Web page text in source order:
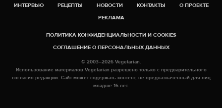
ИНТЕРВЬЮ
РЕЦЕПТЫ НОВОСТИ КОНТАКТЫ
О ПРОЕКТЕ
РЕКЛАМА
ПОЛИТИКА КОНФИДЕНЦИАЛЬНОСТИ И COOKIES
СОГЛАШЕНИЕ О ПЕРСОНАЛЬНЫХ ДАННЫХ
© 2003–2026 Vegetarian.
Использование материалов Vegetarian разрешено только с предварительного
согласия редакции. Сайт может содержать контент, не предназначенный для лиц
младше 16 лет.